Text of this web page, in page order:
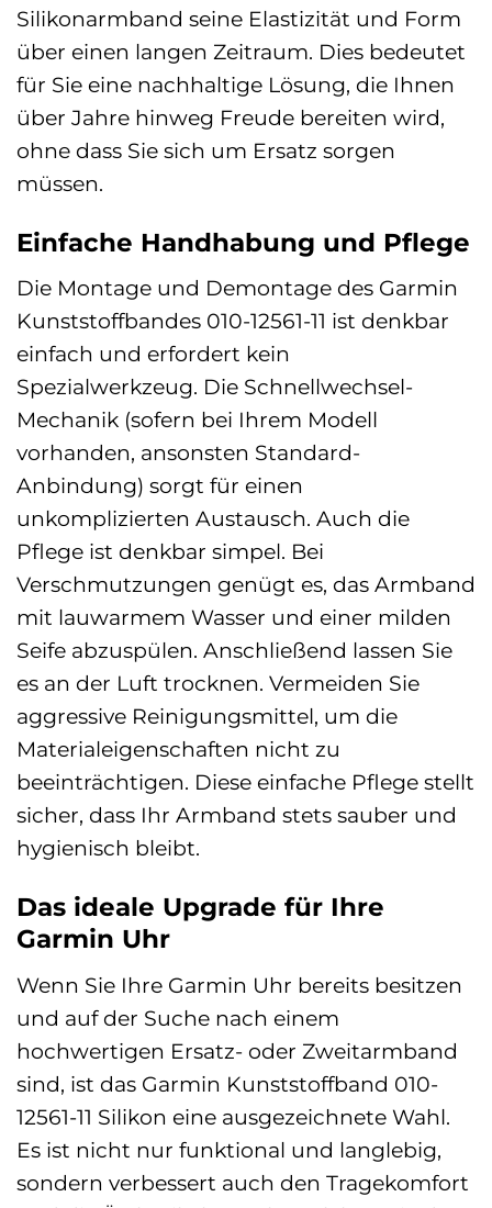
Silikonarmband seine Elastizität und Form
über einen langen Zeitraum. Dies bedeutet
für Sie eine nachhaltige Lösung, die Ihnen
über Jahre hinweg Freude bereiten wird,
ohne dass Sie sich um Ersatz sorgen
müssen.
Einfache Handhabung und Pflege
Die Montage und Demontage des Garmin
Kunststoffbandes 010-12561-11 ist denkbar
einfach und erfordert kein
Spezialwerkzeug. Die Schnellwechsel-
Mechanik (sofern bei Ihrem Modell
vorhanden, ansonsten Standard-
Anbindung) sorgt für einen
unkomplizierten Austausch. Auch die
Pflege ist denkbar simpel. Bei
Verschmutzungen genügt es, das Armband
mit lauwarmem Wasser und einer milden
Seife abzuspülen. Anschließend lassen Sie
es an der Luft trocknen. Vermeiden Sie
aggressive Reinigungsmittel, um die
Materialeigenschaften nicht zu
beeinträchtigen. Diese einfache Pflege stellt
sicher, dass Ihr Armband stets sauber und
hygienisch bleibt.
Das ideale Upgrade für Ihre
Garmin Uhr
Wenn Sie Ihre Garmin Uhr bereits besitzen
und auf der Suche nach einem
hochwertigen Ersatz- oder Zweitarmband
sind, ist das Garmin Kunststoffband 010-
12561-11 Silikon eine ausgezeichnete Wahl.
Es ist nicht nur funktional und langlebig,
sondern verbessert auch den Tragekomfort